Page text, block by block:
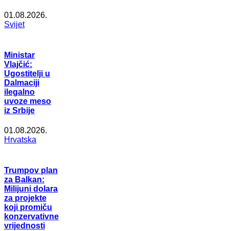
01.08.2026.
Svijet
Ministar
Vlajčić:
Ugostitelji u
Dalmaciji
ilegalno
uvoze meso
iz Srbije
01.08.2026.
Hrvatska
Trumpov plan
za Balkan:
Milijuni dolara
za projekte
koji promiču
konzervativne
vrijednosti